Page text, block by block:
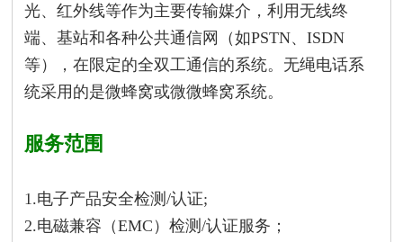
光、红外线等作为主要传输媒介，利用无线终
端、基站和各种公共通信网（如PSTN、ISDN
等），在限定的全双工通信的系统。无绳电话系
统采用的是微蜂窝或微微蜂窝系统。
服务范围
1.电子产品安全检测/认证;
2.电磁兼容（EMC）检测/认证服务；